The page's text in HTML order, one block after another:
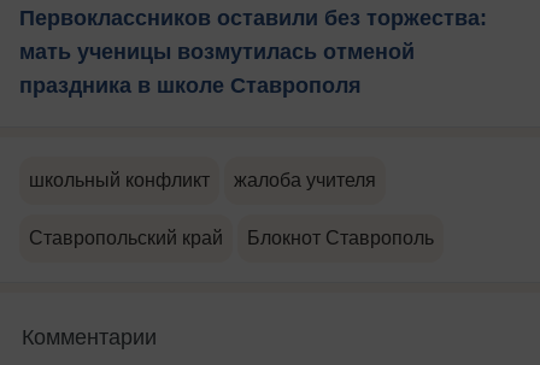
Первоклассников оставили без торжества:
мать ученицы возмутилась отменой
праздника в школе Ставрополя
школьный конфликт жалоба учителя
Ставропольский край Блокнот Ставрополь
Комментарии